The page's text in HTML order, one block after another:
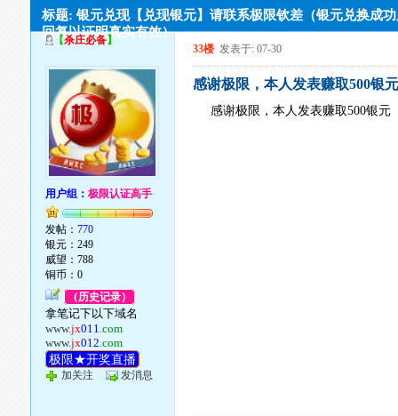
标题: 银元兑现【兑现银元】请联系极限钦差（银元兑换成
回复以证明真实有效）
【杀庄必备】
用户组：极限认证高手
发帖：770
银元：249
威望：788
铜币：0
（历史记录）
拿笔记下以下域名
www.jx011.com
www.jx012.com
极限★开奖直播
加关注 发消息
33楼 发表于: 07-30
感谢极限，本人发表赚取500银
感谢极限，本人发表赚取500银元